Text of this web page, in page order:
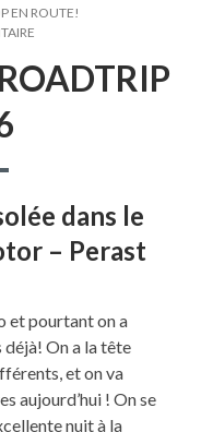
EN ROUTE!
ROADTRIP
JOUR
dans le
– Perast
et pourtant on a
déjà! On a la tête
et on va
aujourd’hui ! On se
nuit à la